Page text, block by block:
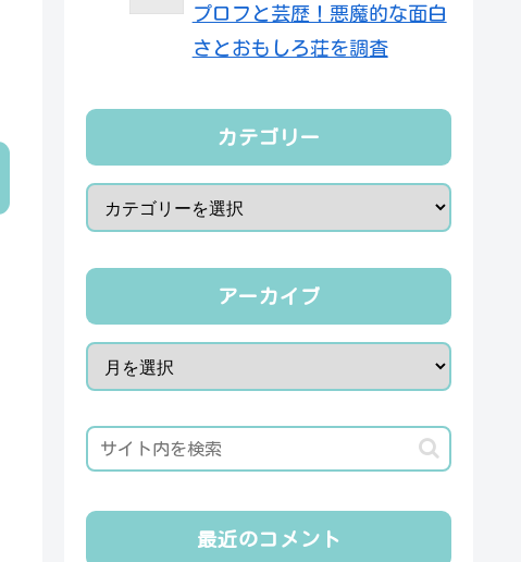
プロフと芸歴！悪魔的な面白
さとおもしろ荘を調査
カテゴリー
アーカイブ
最近のコメント